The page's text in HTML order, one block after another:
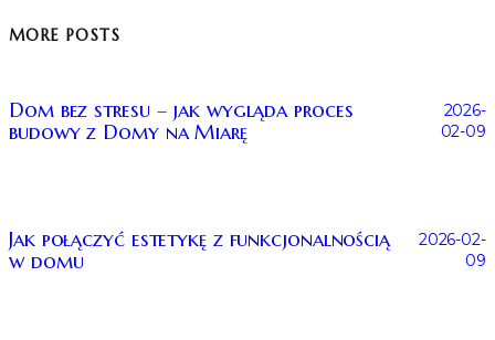
MORE POSTS
Dom bez stresu – jak wygląda proces
budowy z Domy na Miarę
2026-
02-09
Jak połączyć estetykę z funkcjonalnością
w domu
2026-02-
09